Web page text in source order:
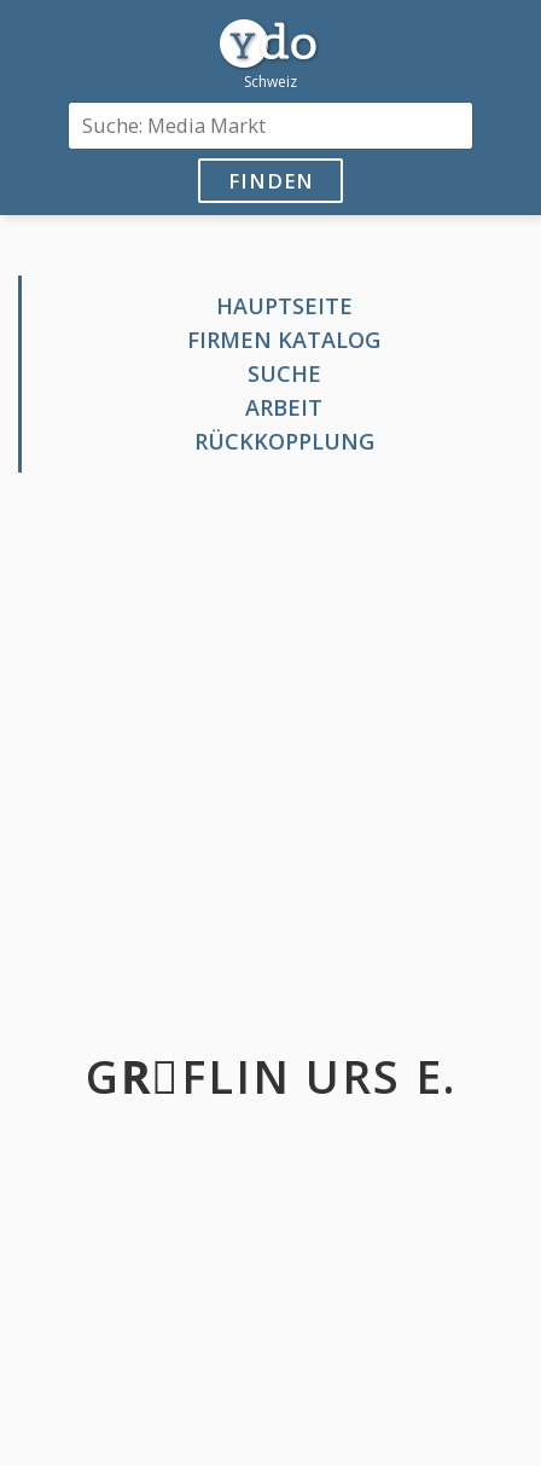
FINDEN
HAUPTSEITE
FIRMEN KATALOG
SUCHE
ARBEIT
RÜCKKOPPLUNG
GRِFLIN URS E.